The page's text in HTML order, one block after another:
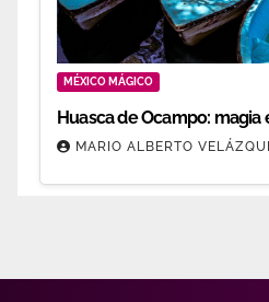
MÉXICO MÁGICO
Huasca de Ocampo: magia
MARIO ALBERTO